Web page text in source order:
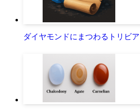
ダイヤモンドにまつわるトリビア